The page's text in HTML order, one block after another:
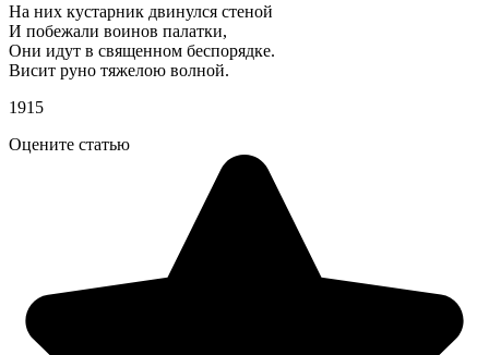
На них кустарник двинулся стеной
И побежали воинов палатки,
Они идут в священном беспорядке.
Висит руно тяжелою волной.
1915
Оцените статью